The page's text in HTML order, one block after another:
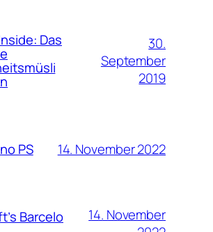
Das
30.
September
2019
PS 14. November 2022
Barcelo
14. November